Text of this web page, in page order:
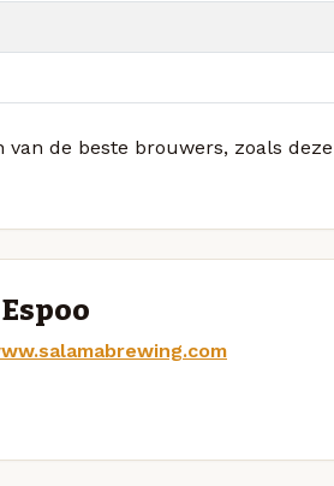
de beste brouwers, zoals deze